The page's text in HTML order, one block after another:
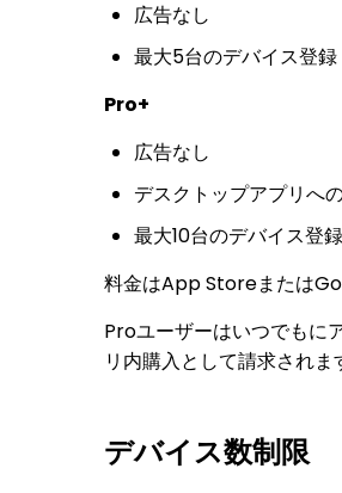
広告なし
最大5台のデバイス登録
Pro+
広告なし
デスクトップアプリへ
最大10台のデバイス登録
料金はApp Storeまたは
Proユーザーはいつでもに
リ内購入として請求されま
デバイス数制限